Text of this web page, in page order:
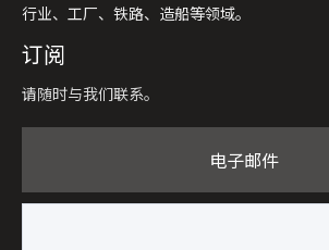
行业、工厂、铁路、造船等领域。
订阅
请随时与我们联系。
电子邮件